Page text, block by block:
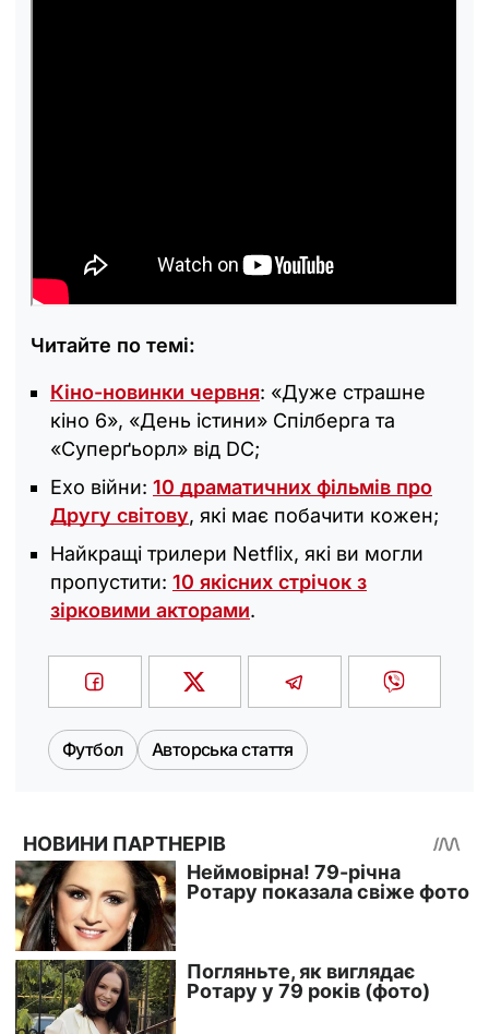
Читайте по темі:
Кіно-новинки червня: «Дуже страшне
кіно 6», «День істини» Спілберга та
«Суперґьорл» від DC;
Ехо війни: 10 драматичних фільмів про
Другу світову, які має побачити кожен;
Найкращі трилери Netflix, які ви могли
пропустити: 10 якісних стрічок з
зірковими акторами.
Футбол Авторська стаття